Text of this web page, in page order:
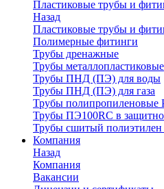
Пластиковые трубы и
Назад
Пластиковые трубы и
Полимерные фитинги
Трубы дренажные
Трубы металлопластиковые
Трубы ПНД (ПЭ) для воды
Трубы ПНД (ПЭ) для газа
Трубы полипропиленовые
Трубы ПЭ100RC в
Трубы сшитый полиэтилен
Компания
Назад
Компания
Вакансии